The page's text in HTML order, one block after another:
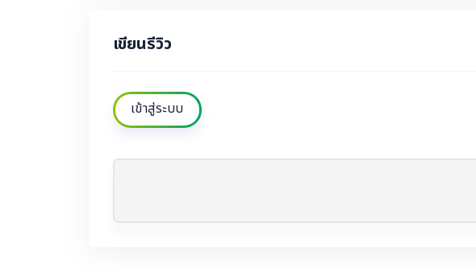
เขียนรีวิว
เข้าสู่ระบบ